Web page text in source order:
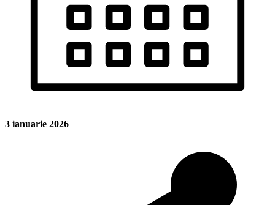
3 ianuarie 2026